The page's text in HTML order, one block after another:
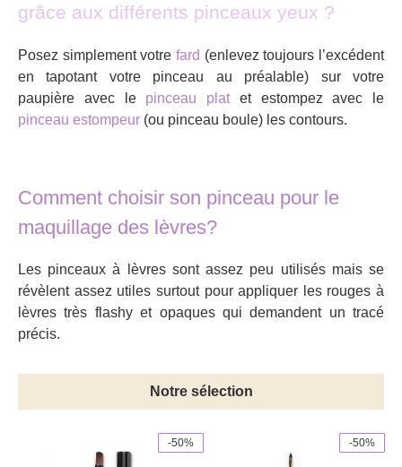
grâce aux différents pinceaux yeux ?
Posez simplement votre fard (enlevez toujours l’excédent
en tapotant votre pinceau au préalable) sur votre
paupière avec le pinceau platet estompez avec le
pinceau estompeur (ou pinceau boule) les contours.
Comment choisir son pinceau pour le
maquillage des lèvres?
Les pinceaux à lèvres sont assez peu utilisés mais se
révèlent assez utiles surtout pour appliquer les rouges à
lèvres très flashy et opaques qui demandent un tracé
précis.
Notre sélection
-50% -50%